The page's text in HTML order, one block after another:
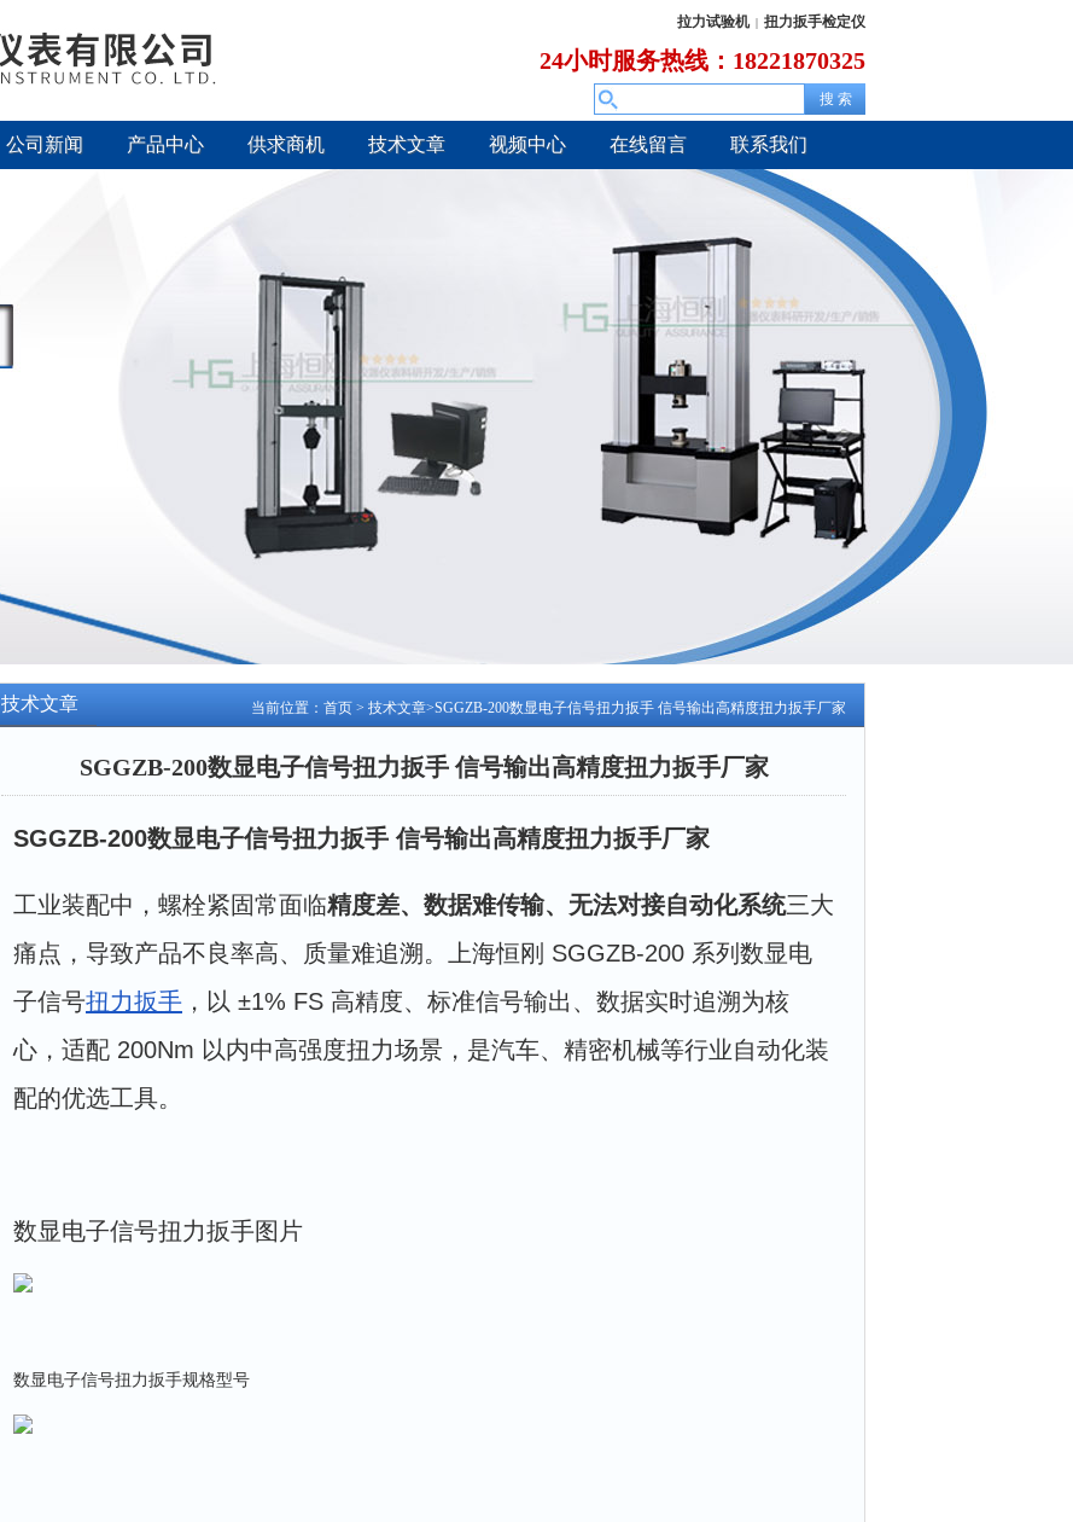
拉力试验机 | 扭力扳手检定仪
24小时服务热线：18221870325
公司新闻 产品中心 供求商机 技术文章 视频中心 在线留言 联系我们
当前位置： 首页 > 技术文章>SGGZB-200数显电子信号扭力扳手 信号输出高精度扭力扳手厂家
技术文章
SGGZB-200数显电子信号扭力扳手 信号输出高精度扭力扳手厂家
SGGZB-200数显电子信号扭力扳手 信号输出高精度扭力扳手厂家
工业装配中，螺栓紧固常面临精度差、数据难传输、无法对接自动化系统三大
痛点，导致产品不良率高、质量难追溯。上海恒刚 SGGZB-200 系列数显电
子信号扭力扳手 ，以 ±1% FS 高精度、标准信号输出、数据实时追溯为核
心，适配 200Nm 以内中高强度扭力场景，是汽车、精密机械等行业自动化装
配的优选工具。
数显电子信号扭力扳手图片
数显电子信号扭力扳手规格型号